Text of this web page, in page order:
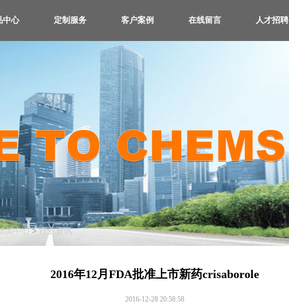
中心 定制服务 客户案例 在线留言 人才招聘
闻中心>行业资讯
2016年12月FDA批准上市新药crisaborole
2016-12-28 20:58:58